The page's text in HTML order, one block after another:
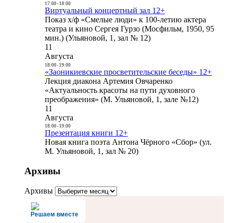
17:00- 18:00
Виртуальный концертный зал 12+
Показ х/ф «Смелые люди» к 100-летию актера
театра и кино Сергея Гурзо (Мосфильм, 1950, 95
мин.) (Ульяновой, 1, зал № 12)
11
Августа
18:00- 19:00
«Заоникиевские просветительские беседы» 12+
Лекция диакона Артемия Овчаренко
«Актуальность красоты на пути духовного
преображения» (М. Ульяновой, 1, зале №12)
11
Августа
18:00- 19:00
Презентация книги 12+
Новая книга поэта Антона Чёрного «Сбор» (ул.
М. Ульяновой, 1, зал № 20)
Архивы
Архивы
Решаем вместе